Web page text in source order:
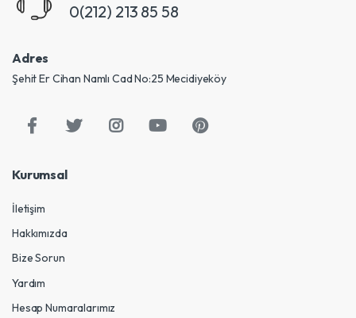
0(212) 213 85 58
Adres
Şehit Er Cihan Namlı Cad No:25 Mecidiyeköy
Kurumsal
İletişim
Hakkımızda
Bize Sorun
Yardım
Hesap Numaralarımız